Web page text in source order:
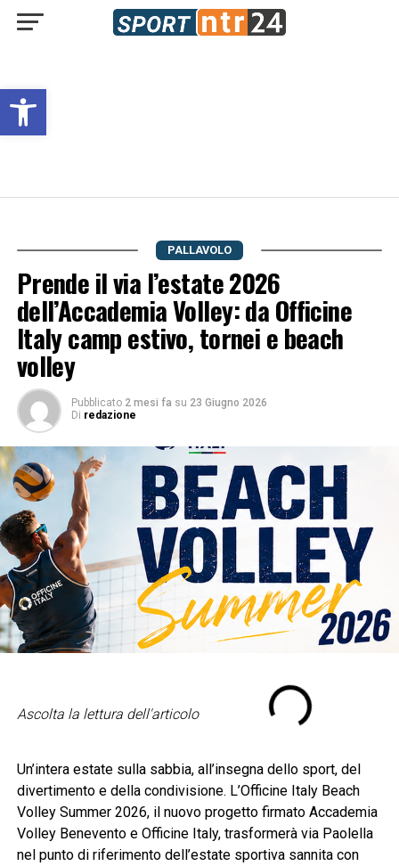
Open toolbar
PALLAVOLO
Prende il via l’estate 2026
dell’Accademia Volley: da Officine
Italy camp estivo, tornei e beach
volley
Pubblicato 2 mesi fa su 23 Giugno 2026
Di redazione
Ascolta la lettura dell'articolo
Un’intera estate sulla sabbia, all’insegna dello sport, del
divertimento e della condivisione. L’Officine Italy Beach
Volley Summer 2026, il nuovo progetto firmato Accademia
Volley Benevento e Officine Italy, trasformerà via Paolella
nel punto di riferimento dell’estate sportiva sannita con